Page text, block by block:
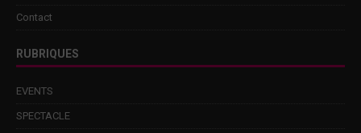
Contact
RUBRIQUES
EVENTS
SPECTACLE